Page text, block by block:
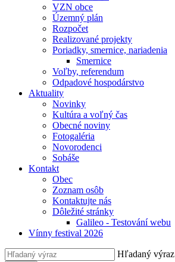
VZN obce
Územný plán
Rozpočet
Realizované projekty
Poriadky, smernice, nariadenia
Smernice
Voľby, referendum
Odpadové hospodárstvo
Aktuality
Novinky
Kultúra a voľný čas
Obecné noviny
Fotogaléria
Novorodenci
Sobáše
Kontakt
Obec
Zoznam osôb
Kontaktujte nás
Dôležité stránky
Galileo - Testování webu
Vínny festival 2026
Hľadaný výraz